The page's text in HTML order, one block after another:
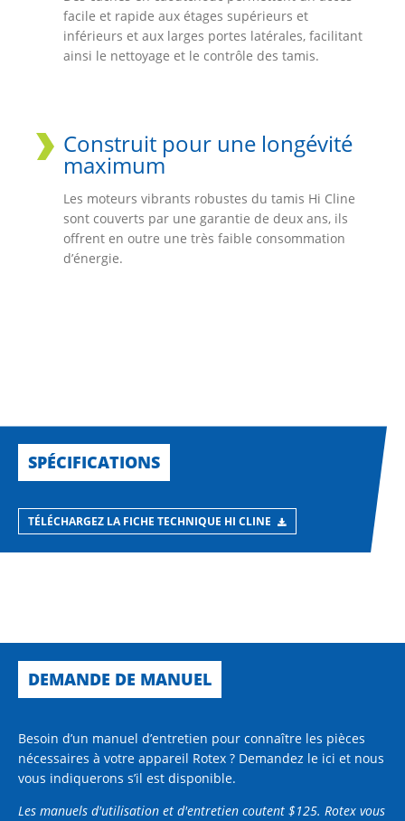
facile et rapide aux étages supérieurs et
inférieurs et aux larges portes latérales, facilitant
ainsi le nettoyage et le contrôle des tamis.
Construit pour une longévité
maximum
Les moteurs vibrants robustes du tamis Hi Cline
sont couverts par une garantie de deux ans, ils
offrent en outre une très faible consommation
d’énergie.
SPÉCIFICATIONS
TÉLÉCHARGEZ LA FICHE TECHNIQUE HI CLINE
DEMANDE DE MANUEL
Besoin d’un manuel d’entretien pour connaître les pièces
nécessaires à votre appareil Rotex ? Demandez le ici et nous
vous indiquerons s’il est disponible.
Les manuels d'utilisation et d'entretien coutent $125. Rotex vous